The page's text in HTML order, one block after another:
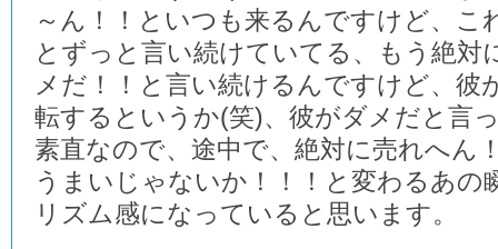
～ん！！といつも来るんですけど、こ
とずっと言い続けていてる、もう絶対
メだ！！と言い続けるんですけど、彼
転するというか(笑)、彼がダメだと言
素直なので、途中で、絶対に売れへん
うまいじゃないか！！！と変わるあの
リズム感になっていると思います。